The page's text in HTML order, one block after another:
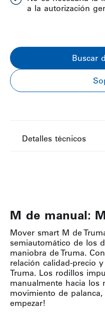
a la autorización
Buscar
Detalles técnicos
M de manual:
Mover smart M de
semiautomático de los
maniobra de Truma.
relación calidad-precio
Truma. Los rodillos
manualmente hacia los
movimiento de
empezar!